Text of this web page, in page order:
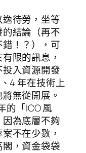
待勞，坐等
結論（再不
！？），可
限的訊息，
入資源開發
4 年在技術上
無從開展。
的「ICO 風
為底層不夠
不在少數，
，資金袋袋